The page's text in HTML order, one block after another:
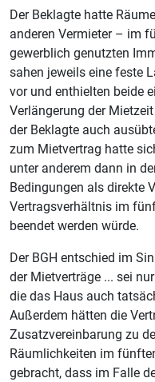
Der Beklagte hatte
anderen Vermieter – im
gewerblich genutzten
sahen jeweils eine feste
vor und enthielten beide
Verlängerung der
der Beklagte auch
zum Mietvertrag hatte
unter anderem dann in
Bedingungen als direkte
Vertragsverhältnis im
beendet werden würde.
Der BGH entschied im
der Mietverträge ... sei
die das Haus auch
Außerdem hätten die
Zusatzvereinbarung zu
Räumlichkeiten im
gebracht, dass im Falle